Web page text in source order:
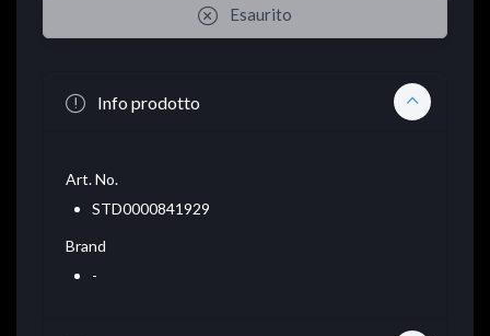
Esaurito
Info prodotto
Art. No.
STD0000841929
Brand
-